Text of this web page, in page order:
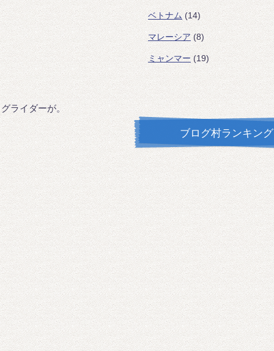
ライダーが。
ベトナム (14)
マレーシア (8)
ミャンマー(19)
ブログ村ランキング